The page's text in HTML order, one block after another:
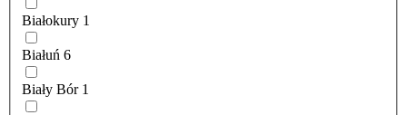
Białokury 1
Białuń 6
Biały Bór 1